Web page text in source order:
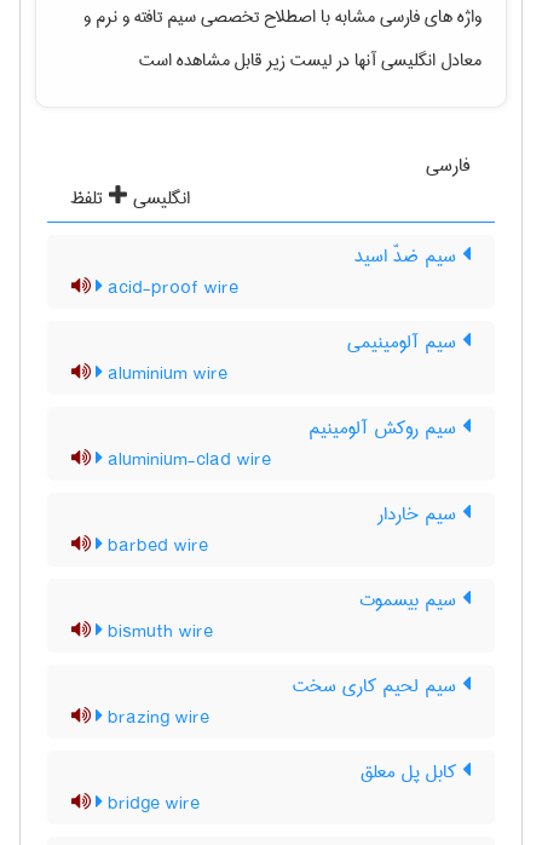
واژه های فارسی مشابه با اصطلاح تخصصیسیم تافته و نرمو
معادل انگلیسی آنها در لیست زیر قابل مشاهده است
فارسی
انگلیسی
تلفظ
سیم ضدّ اسید
acid-proof wire
سیم آلومینیمی
aluminium wire
سیم روکش آلومینیم
aluminium-clad wire
سیم خاردار
barbed wire
سیم بیسموت
bismuth wire
سیم لحیم کاری سخت
brazing wire
کابل پل معلق
bridge wire